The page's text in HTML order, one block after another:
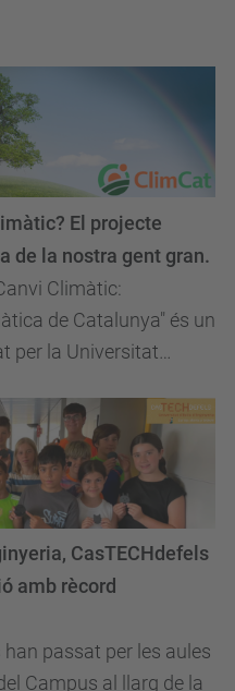
Climàtic:
de Catalunya" és un
per la Universitat
El projecte
de la nostra gent gran.
passat per les aules
Campus al llarg de la
CasTECHdefels
amb rècord